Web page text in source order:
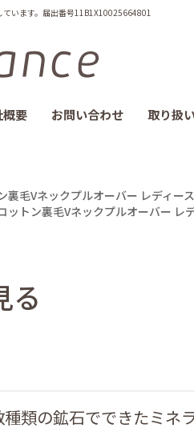
います。届出番号11B1X10025664801
概要 お問い合わせ 取り扱
裏毛Vネックプルオーバー レディース
ットン裏毛Vネックプルオーバー レ
る
類の鉱石でできたミネ